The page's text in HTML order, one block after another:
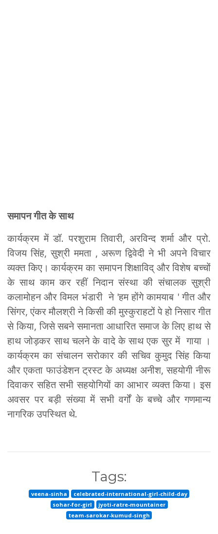
समापन गीत के साथ
कार्यक्रम में डॉ. परशुराम तिवारी, अरविन्द शर्मा और प्रो.
विजय सिंह, सुश्री ममता , अरूण द्विवेदी ने भी अपने विचार
व्यक्त किए। कार्यक्रम का समापन शिक्षाविद् और विशेष बच्चों
के साथ काम कर रहीं निदान संस्था की संचालक सुश्री
कलामोहन और विमल भंडारी ने 'हम होंगे कामयाब ' गीत और
सिंगर, एंकर मौलश्री ने किसी की मुस्कुराहटों पे हो निसार गीत
से किया, जिसे सबने समानता आधारित समाज के लिए हाथ से
हाथ जोड़कर साथ चलने के वादे के साथ एक सुर में गाया ।
कार्यक्रम का संचालन सरोकार की सचिव कुमुद सिंह किया
और एकता फाउंडेशन ट्रस्ट के अध्यक्ष अनीश, सहयोगी नीरू
दिवाकर सहित सभी सहयोगियों का आभार व्यक्त किया। इस
अवसर पर बड़ी संख्या में सभी वर्गों के बच्चे और गणमान्य
नागरिक उपस्थित थे.
Tags:
veena-sinha
celebrated-international-girl-child-day
sohar-for-girl
jyoti-ratre-mountainer
team-sarokar-kumud-singh